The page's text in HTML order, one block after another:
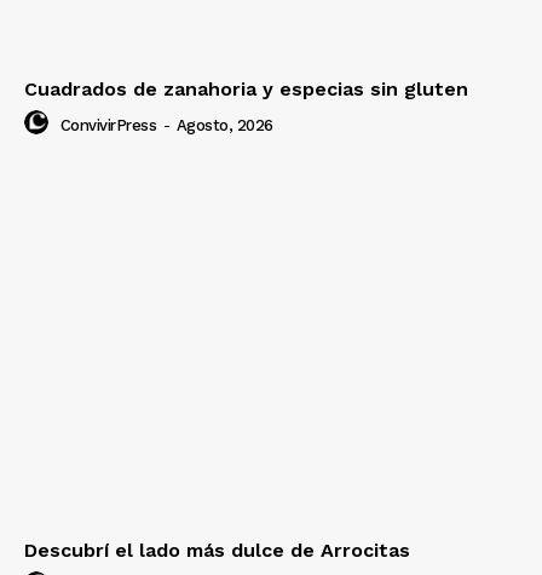
Cuadrados de zanahoria y especias sin gluten
ConvivirPress - Agosto, 2026
Descubrí el lado más dulce de Arrocitas